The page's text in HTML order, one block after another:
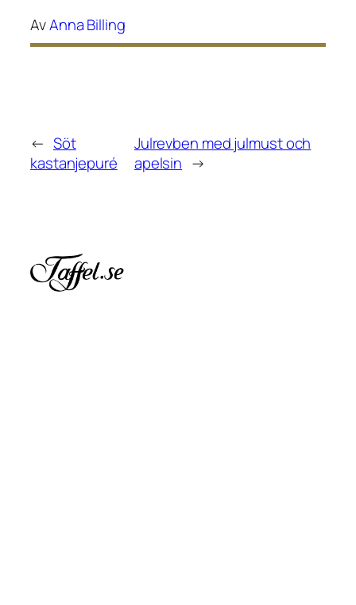
AvAnna Billing
← Söt
kastanjepuré
Julrevben med julmust och
apelsin →